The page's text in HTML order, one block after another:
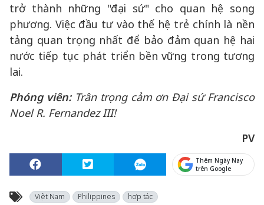
trở thành những "đại sứ" cho quan hệ song
phương. Việc đầu tư vào thế hệ trẻ chính là nền
tảng quan trọng nhất để bảo đảm quan hệ hai
nước tiếp tục phát triển bền vững trong tương
lai.
Phóng viên: Trân trọng cảm ơn Đại sứ Francisco
Noel R. Fernandez III!
PV
Thêm Ngày Nay
trên Google
Việt Nam Philippines hợp tác